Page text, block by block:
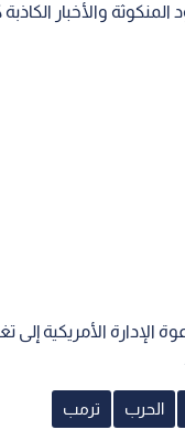
المنكوثة والأخبار
الإدارة الأمريكية إلى
الحرب ترمب